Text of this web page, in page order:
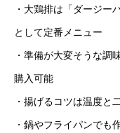
・大鶏排は「ダージー
として定番メニュー
・準備が大変そうな調
購入可能
・揚げるコツは温度と
・鍋やフライパンでも